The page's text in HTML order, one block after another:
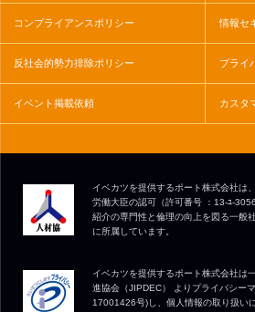
コンプライアンスポリシー 情報セ
反社会的勢力排除ポリシー プライ
イベント掲載依頼 カスタ